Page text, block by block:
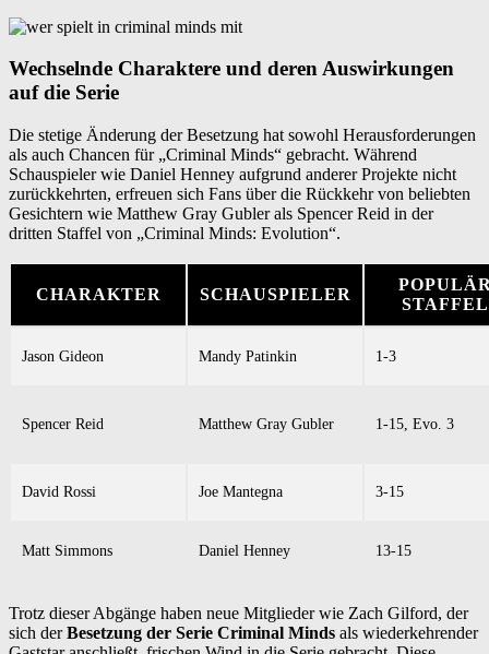
Wechselnde Charaktere und deren Auswirkungen
auf die Serie
Die stetige Änderung der Besetzung hat sowohl Herausforderungen
als auch Chancen für „Criminal Minds“ gebracht. Während
Schauspieler wie Daniel Henney aufgrund anderer Projekte nicht
zurückkehrten, erfreuen sich Fans über die Rückkehr von beliebten
Gesichtern wie Matthew Gray Gubler als Spencer Reid in der
dritten Staffel von „Criminal Minds: Evolution“.
CHARAKTER SCHAUSPIELER
Jason Gideon Mandy Patinkin 1-3
Spencer Reid Matthew Gray Gubler 1-15, Evo. 3
David Rossi Joe Mantegna 3-15
Matt Simmons Daniel Henney 13-15
Trotz dieser Abgänge haben neue Mitglieder wie Zach Gilford, der
sich derBesetzung der Serie Criminal Minds als wiederkehrender